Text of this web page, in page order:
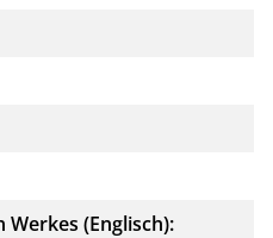
(Englisch):